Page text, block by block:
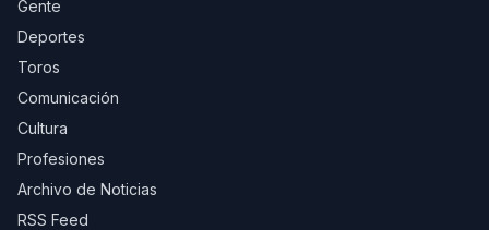
Gente
Deportes
Toros
Comunicación
Cultura
Profesiones
Archivo de Noticias
RSS Feed